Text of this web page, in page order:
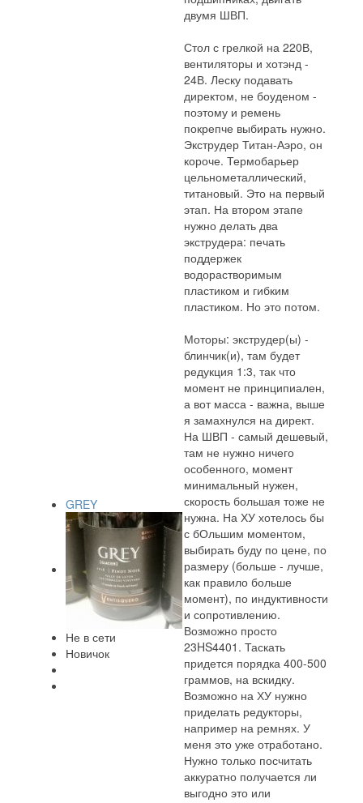
GREY
Не в сети
Новичок
двумя ШВП.
Стол с грелкой на 220В,
вентиляторы и хотэнд -
24В. Леску подавать
директом, не боуденом -
поэтому и ремень
покрепче выбирать нужно.
Экструдер Титан-Аэро, он
короче. Термобарьер
цельнометаллический,
титановый. Это на первый
этап. На втором этапе
нужно делать два
экструдера: печать
поддержек
водорастворимым
пластиком и гибким
пластиком. Но это потом.
Моторы: экструдер(ы) -
блинчик(и), там будет
редукция 1:3, так что
момент не принципиален,
а вот масса - важна, выше
я замахнулся на директ.
На ШВП - самый дешевый,
там не нужно ничего
особенного, момент
минимальный нужен,
скорость большая тоже не
нужна. На ХУ хотелось бы
с бОльшим моментом,
выбирать буду по цене, по
размеру (больше - лучше,
как правило больше
момент), по индуктивности
и сопротивлению.
Возможно просто
23HS4401. Таскать
придется порядка 400-500
граммов, на вскидку.
Возможно на ХУ нужно
приделать редукторы,
например на ремнях. У
меня это уже отработано.
Нужно только посчитать
аккуратно получается ли
выгодно это или